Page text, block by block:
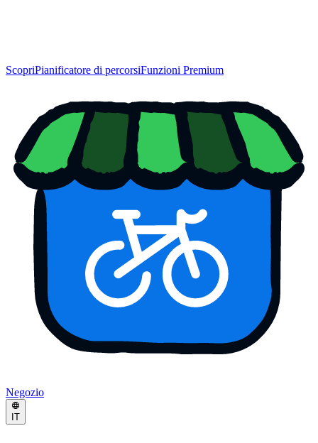
ScopriPianificatore di percorsiFunzioni Premium
Negozio
IT